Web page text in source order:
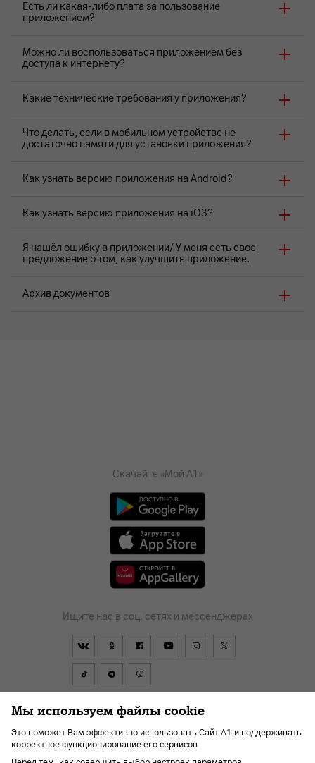
Есть ли какая-либо плата за пользование
приложением?
Можно ли воспользоваться приложением без
доступа к интернету?
Какие технические требования у приложения?
Что делать, если в мобильном устройстве не
достаточно памяти для установки приложения?
Как узнать версию приложения на Android?
Как узнать версию приложения на iOS?
Я нашёл ошибку в приложении/ У меня есть свое
предложение о том, как улучшить приложение.
Архив документов
Скачайте «Мой А1»
Ищите нас в соц. сетях и мессенджерах
Договор
Политика обработки персональных данных
Перейти в А1
Политика видеонаблюдения
Мы используем файлы cookie
Это поможет Вам эффективно использовать Сайт А1 и поддерживать
корректное функционирование его сервисов